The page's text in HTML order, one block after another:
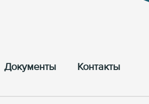
Документы Контакты